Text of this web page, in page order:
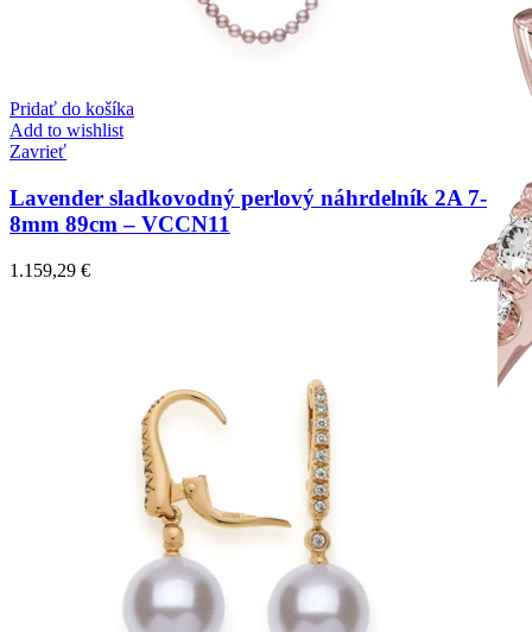
Pridať do košíka
Add to wishlist
Zavrieť
Lavender sladkovodný perlový náhrdelník 2A 7-
8mm 89cm – VCCN11
1.159,29 €